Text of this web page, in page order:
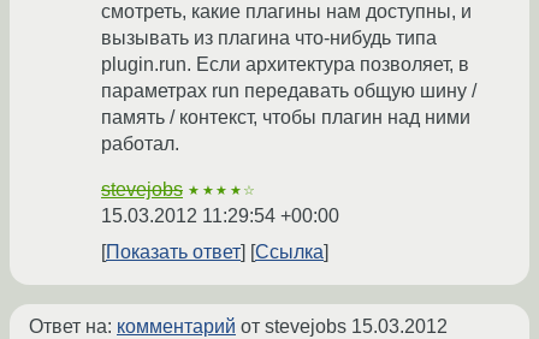
смотреть, какие плагины нам доступны, и
вызывать из плагина что-нибудь типа
plugin.run. Если архитектура позволяет, в
параметрах run передавать общую шину /
память / контекст, чтобы плагин над ними
работал.
stevejobs ★★★★☆
15.03.2012 11:29:54 +00:00
Показать ответ
Ссылка
Ответ на: комментарий от stevejobs 15.03.2012